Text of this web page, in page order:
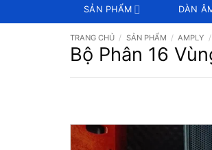
SẢN PHẨM DÀN
TRANG CHỦ / SẢN PHẨM / AMPLY /
Bộ Phân 16